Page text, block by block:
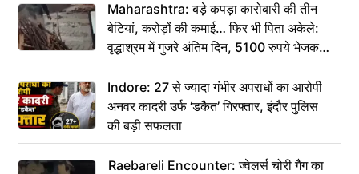
Maharashtra: बड़े कपड़ा कारोबारी की तीन
बेटियां, करोड़ों की कमाई… फिर भी पिता अकेले:
वृद्धाश्रम में गुजरे अंतिम दिन, 5100 रुपये भेजकर
कहा– अंतिम संस्कार कर दीजिए हम नहीं आ पाएंगे
Indore: 27 से ज्यादा गंभीर अपराधों का आरोपी
अनवर कादरी उर्फ ‘डकैत’ गिरफ्तार, इंदौर पुलिस
की बड़ी सफलता
Raebareli Encounter: ज्वेलर्स चोरी गैंग का